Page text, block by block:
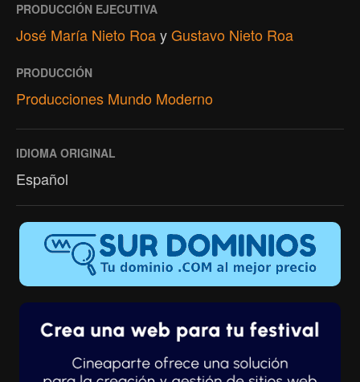
PRODUCCIÓN EJECUTIVA
José María Nieto RoayGustavo Nieto Roa
PRODUCCIÓN
Producciones Mundo Moderno
IDIOMA ORIGINAL
Español